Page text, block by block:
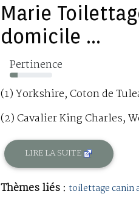
Marie
domicile ...
Pertinence
18%
(1) Yorkshire, Coton de
(2) Cavalier King Charles,
LIRE LA SUITE
Thèmes liés : toilettage canin